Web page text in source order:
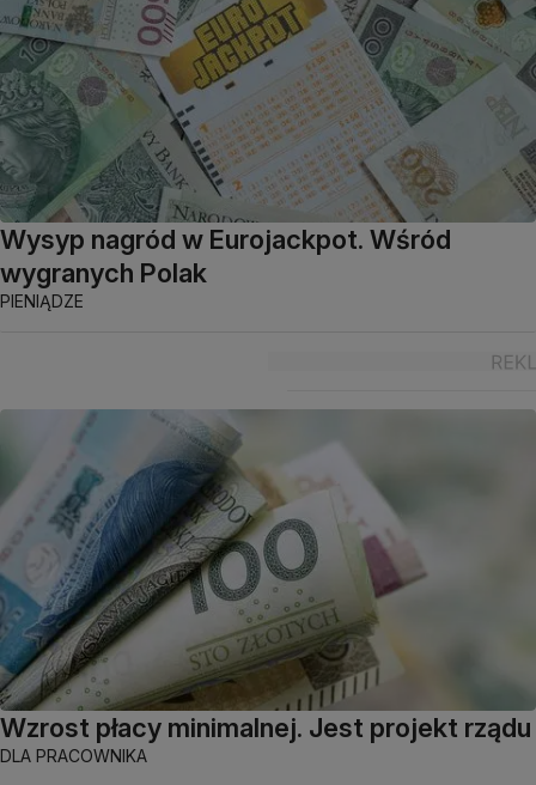
Wysyp nagród w Eurojackpot. Wśród
wygranych Polak
PIENIĄDZE
Wzrost płacy minimalnej. Jest projekt rządu
DLA PRACOWNIKA